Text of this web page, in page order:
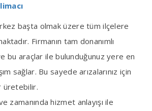
başta olmak üzere tüm ilçelere
Firmanın tam donanımlı
bu araçlar ile bulunduğunuz yere en
sağlar. Bu sayede arızalarınız için
üretebilir.
zamanında hizmet anlayışı ile